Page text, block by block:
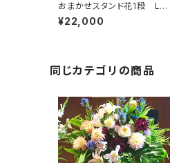
おまかせスタンド花1段 L
（東京23区送料無料）#3103
¥22,000
同じカテゴリの商品